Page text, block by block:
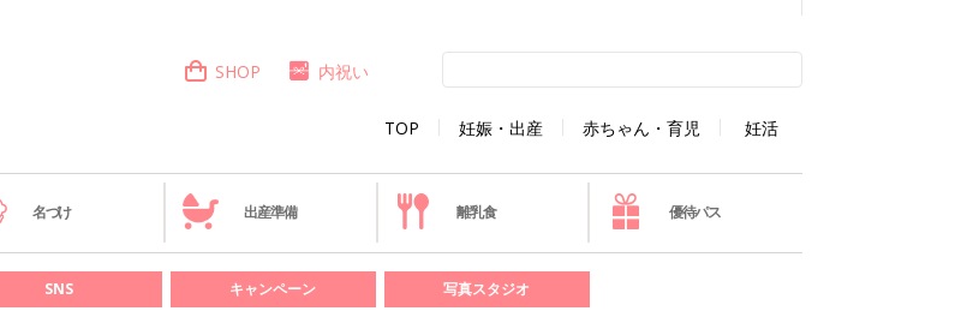
TOP 妊娠・出産 赤ちゃん・育児 妊活
SHOP 内祝い
名づけ 出産準備 離乳食 優待パス
SNS キャンペーン 写真スタジオ